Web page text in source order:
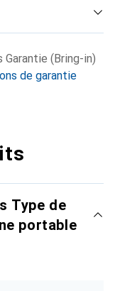
Garantie (Bring-in)
de garantie
Type de
portable